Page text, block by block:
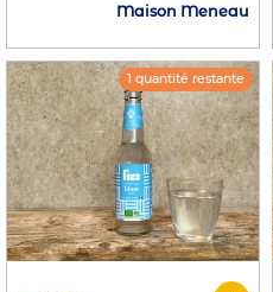
Maison Meneau
1 quantité restante